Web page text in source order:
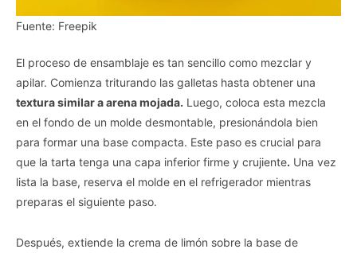
Fuente: Freepik
El proceso de ensamblaje es tan sencillo como mezclar y
apilar. Comienza triturando las galletas hasta obtener una
textura similar a arena mojada. Luego, coloca esta mezcla
en el fondo de un molde desmontable, presionándola bien
para formar una base compacta. Este paso es crucial para
que la tarta tenga una capa inferior firme y crujiente. Una vez
lista la base, reserva el molde en el refrigerador mientras
preparas el siguiente paso.
Después, extiende la crema de limón sobre la base de